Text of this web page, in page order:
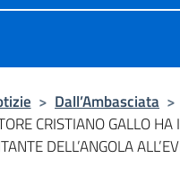
> Dall’Ambasciata >
CRISTIANO GALLO
DELL’ANGOLA